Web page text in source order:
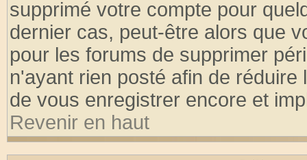
supprimé votre compte pour
dernier cas, peut-être alors que
pour les forums de supprimer
n'ayant rien posté afin de
de vous enregistrer encore et
Revenir en haut